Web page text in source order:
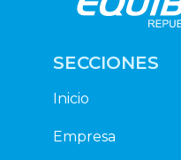
SECCIONES
Inicio
Empresa